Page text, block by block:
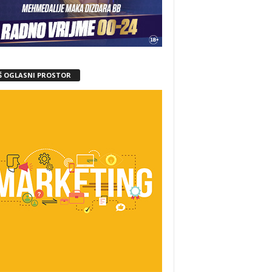
OGLASNI PROSTOR